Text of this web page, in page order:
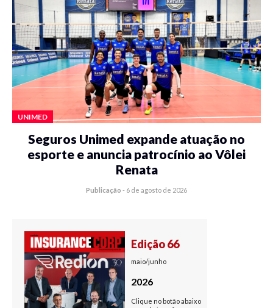
UNIMED
Seguros Unimed expande atuação no
esporte e anuncia patrocínio ao Vôlei
Renata
Publicação - 6 de agosto de 2026